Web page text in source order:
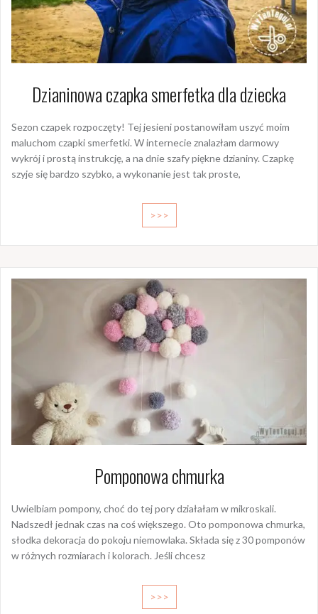
Dzianinowa czapka smerfetka dla dziecka
Sezon czapek rozpoczęty! Tej jesieni postanowiłam uszyć moim
maluchom czapki smerfetki. W internecie znalazłam darmowy
wykrój i prostą instrukcję, a na dnie szafy piękne dzianiny. Czapkę
szyje się bardzo szybko, a wykonanie jest tak proste,
>>>
Pomponowa chmurka
Uwielbiam pompony, choć do tej pory działałam w mikroskali.
Nadszedł jednak czas na coś większego. Oto pomponowa chmurka,
słodka dekoracja do pokoju niemowlaka. Składa się z 30 pomponów
w różnych rozmiarach i kolorach. Jeśli chcesz
>>>